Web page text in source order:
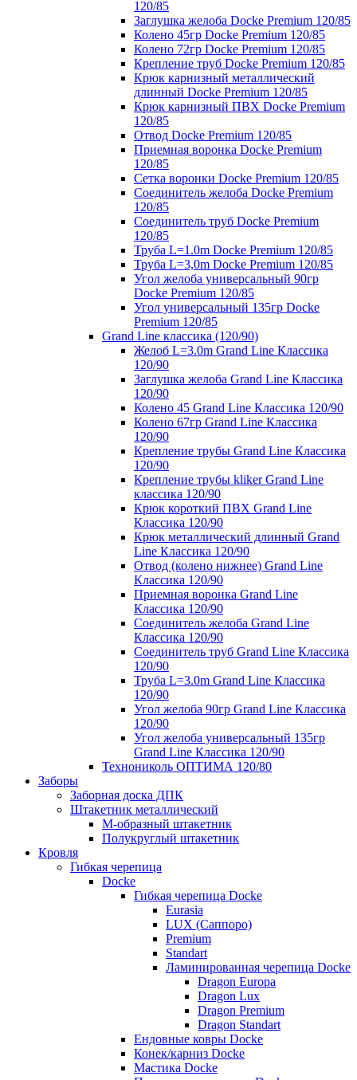
120/85
Заглушка желоба Docke Premium 120/85
Колено 45гр Docke Premium 120/85
Колено 72гр Docke Premium 120/85
Крепление труб Docke Premium 120/85
Крюк карнизный металлический
длинный Docke Premium 120/85
Крюк карнизный ПВХ Docke Premium
120/85
Отвод Docke Premium 120/85
Приемная воронка Docke Premium
120/85
Сетка воронки Docke Premium 120/85
Соединитель желоба Docke Premium
120/85
Соединитель труб Docke Premium
120/85
Труба L=1.0m Docke Premium 120/85
Труба L=3,0m Docke Premium 120/85
Угол желоба универсальный 90гр
Docke Premium 120/85
Угол универсальный 135гр Docke
Premium 120/85
Grand Line классика (120/90)
Желоб L=3.0m Grand Line Классика
120/90
Заглушка желоба Grand Line Классика
120/90
Колено 45 Grand Line Классика 120/90
Колено 67гр Grand Line Классика
120/90
Крепление трубы Grand Line Классика
120/90
Крепление трубы kliker Grand Line
классика 120/90
Крюк короткий ПВХ Grand Line
Классика 120/90
Крюк металлический длинный Grand
Line Классика 120/90
Отвод (колено нижнее) Grand Line
Классика 120/90
Приемная воронка Grand Line
Классика 120/90
Соединитель желоба Grand Line
Классика 120/90
Соединитель труб Grand Line Классика
120/90
Труба L=3.0m Grand Line Классика
120/90
Угол желоба 90гр Grand Line Классика
120/90
Угол желоба универсальный 135гр
Grand Line Классика 120/90
Технониколь ОПТИМА 120/80
Заборы
Заборная доска ДПК
Штакетник металлический
М-образный штакетник
Полукруглый штакетник
Кровля
Гибкая черепица
Docke
Гибкая черепица Docke
Eurasia
LUX (Саппоро)
Premium
Standart
Ламинированная черепица Docke
Dragon Europa
Dragon Lux
Dragon Premium
Dragon Standart
Ендовные ковры Docke
Конек/карниз Docke
Мастика Docke